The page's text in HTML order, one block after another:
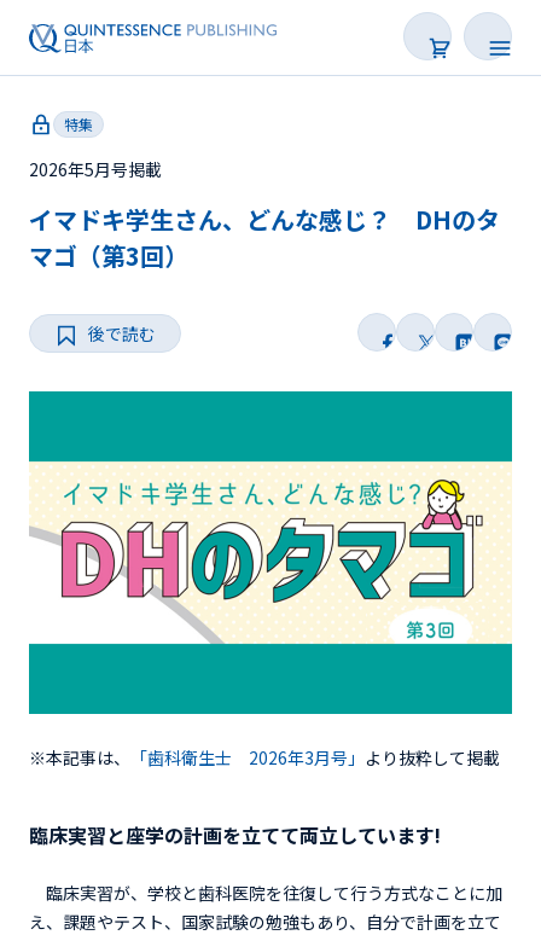
新着
トピックス
Web限定
後で読む
特集
2026年5月号掲載
イマドキ学生さん、どんな感じ？ DHのタ
マゴ（第3回）
後で読む
※本記事は、 「歯科衛生士 2026年3月号」 より抜粋して掲載
臨床実習と座学の計画を立てて両立しています!
臨床実習が、学校と歯科医院を往復して行う方式なことに加
え、課題やテスト、国家試験の勉強もあり、自分で計画を立て